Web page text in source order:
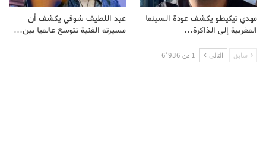
مهدي تيكيطو يكشف عودة السينما
المغربية إلى الذاكرة…
عبد اللطيف شوقي يكشف أن
مسيرته الفنية تتوسع عالميا بين…
سابق التالى 1 من 6٬936